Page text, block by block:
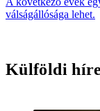
válságállósága lehet.
Külföldi